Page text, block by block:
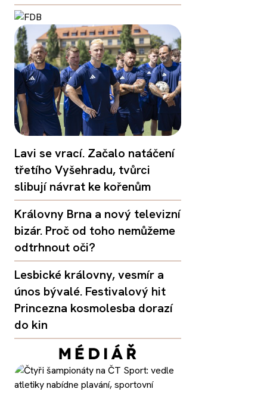
Lavi se vrací. Začalo natáčení
třetího Vyšehradu, tvůrci
slibují návrat ke kořenům
Královny Brna a nový televizní
bizár. Proč od toho nemůžeme
odtrhnout oči?
Lesbické královny, vesmír a
únos bývalé. Festivalový hit
Princezna kosmolesba dorazí
do kin